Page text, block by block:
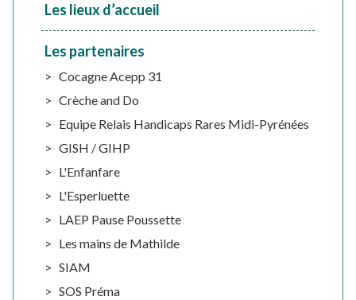
Les lieux d’accueil
Les partenaires
Cocagne Acepp 31
Crèche and Do
Equipe Relais Handicaps Rares Midi-Pyrénées
GISH / GIHP
L'Enfanfare
L'Esperluette
LAEP Pause Poussette
Les mains de Mathilde
SIAM
SOS Préma